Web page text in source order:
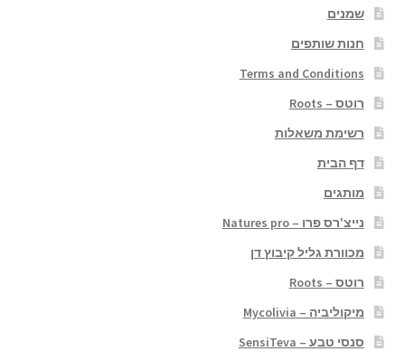
שמנים
חנות שותפים
Terms and Conditions
רוטס – Roots
רשימת משאלות
דף הבית
מותגים
נייצ'רס פרו – Natures pro
מכוורת גליל קיבוץ דן
רוטס – Roots
מיקוליביה – Mycolivia
סנסי טבע – SensiTeva